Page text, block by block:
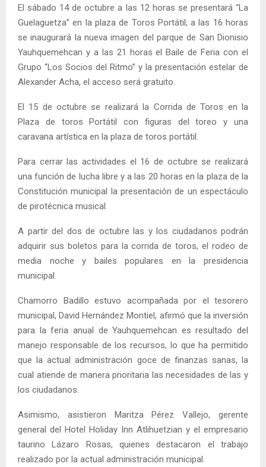
El sábado 14 de octubre a las 12 horas se presentará “La
Guelaguetza” en la plaza de Toros Portátil; a las 16 horas
se inaugurará la nueva imagen del parque de San Dionisio
Yauhquemehcan y a las 21 horas el Baile de Feria con el
Grupo “Los Socios del Ritmo” y la presentación estelar de
Alexander Acha, el acceso será gratuito.
El 15 de octubre se realizará la Corrida de Toros en la
Plaza de toros Portátil con figuras del toreo y una
caravana artística en la plaza de toros portátil.
Para cerrar las actividades el 16 de octubre se realizará
una función de lucha libre y a las 20 horas en la plaza de la
Constitución municipal la presentación de un espectáculo
de pirotécnica musical.
A partir del dos de octubre las y los ciudadanos podrán
adquirir sus boletos para la corrida de toros, el rodeo de
media noche y bailes populares en la presidencia
municipal.
Chamorro Badillo estuvo acompañada por el tesorero
municipal, David Hernández Montiel, afirmó que la inversión
para la feria anual de Yauhquemehcan es resultado del
manejo responsable de los recursos, lo que ha permitido
que la actual administración goce de finanzas sanas, la
cual atiende de manera prioritaria las necesidades de las y
los ciudadanos.
Asimismo, asistieron Maritza Pérez Vallejo, gerente
general del Hotel Holiday Inn Atlihuetzian y el empresario
taurino Lázaro Rosas, quienes destacaron el trabajo
realizado por la actual administración municipal.